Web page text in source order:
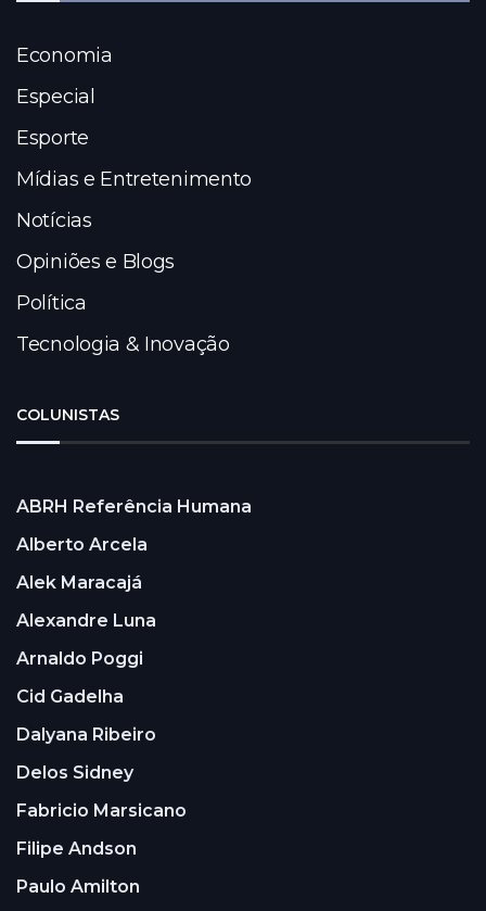
Economia
Especial
Esporte
Mídias e Entretenimento
Notícias
Opiniões e Blogs
Política
Tecnologia & Inovação
COLUNISTAS
ABRH Referência Humana
Alberto Arcela
Alek Maracajá
Alexandre Luna
Arnaldo Poggi
Cid Gadelha
Dalyana Ribeiro
Delos Sidney
Fabricio Marsicano
Filipe Andson
Paulo Amilton